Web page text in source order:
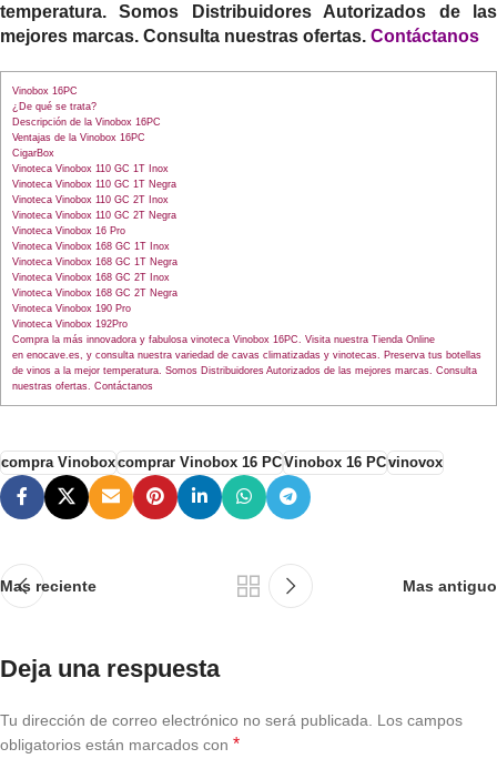
temperatura. Somos Distribuidores Autorizados de las
mejores marcas. Consulta nuestras ofertas. Contáctanos
Vinobox 16PC
¿De qué se trata?
Descripción de la Vinobox 16PC
Ventajas de la Vinobox 16PC
CigarBox
Vinoteca Vinobox 110 GC 1T Inox
Vinoteca Vinobox 110 GC 1T Negra
Vinoteca Vinobox 110 GC 2T Inox
Vinoteca Vinobox 110 GC 2T Negra
Vinoteca Vinobox 16 Pro
Vinoteca Vinobox 168 GC 1T Inox
Vinoteca Vinobox 168 GC 1T Negra
Vinoteca Vinobox 168 GC 2T Inox
Vinoteca Vinobox 168 GC 2T Negra
Vinoteca Vinobox 190 Pro
Vinoteca Vinobox 192Pro
Compra la más innovadora y fabulosa vinoteca Vinobox 16PC. Visita nuestra Tienda Online
en enocave.es, y consulta nuestra variedad de cavas climatizadas y vinotecas. Preserva tus botellas
de vinos a la mejor temperatura. Somos Distribuidores Autorizados de las mejores marcas. Consulta
nuestras ofertas. Contáctanos
compra Vinoboxcomprar Vinobox 16 PCVinobox 16 PCvinovox
Mas reciente Mas antiguo
Deja una respuesta
Tu dirección de correo electrónico no será publicada.
Los campos
obligatorios están marcados con *